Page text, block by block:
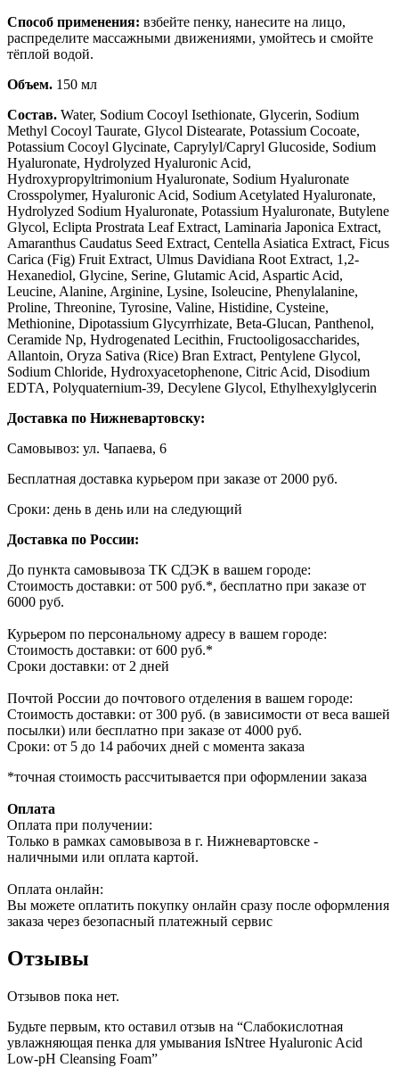
Способ применения: взбейте пенку, нанесите на лицо,
распределите массажными движениями, умойтесь и смойте
тёплой водой.
Объем. 150 мл
Состав. Water, Sodium Cocoyl Isethionate, Glycerin, Sodium
Methyl Cocoyl Taurate, Glycol Distearate, Potassium Cocoate,
Potassium Cocoyl Glycinate, Caprylyl/Capryl Glucoside, Sodium
Hyaluronate, Hydrolyzed Hyaluronic Acid,
Hydroxypropyltrimonium Hyaluronate, Sodium Hyaluronate
Crosspolymer, Hyaluronic Acid, Sodium Acetylated Hyaluronate,
Hydrolyzed Sodium Hyaluronate, Potassium Hyaluronate, Butylene
Glycol, Eclipta Prostrata Leaf Extract, Laminaria Japonica Extract,
Amaranthus Caudatus Seed Extract, Centella Asiatica Extract, Ficus
Carica (Fig) Fruit Extract, Ulmus Davidiana Root Extract, 1,2-
Hexanediol, Glycine, Serine, Glutamic Acid, Aspartic Acid,
Leucine, Alanine, Arginine, Lysine, Isoleucine, Phenylalanine,
Proline, Threonine, Tyrosine, Valine, Histidine, Cysteine,
Methionine, Dipotassium Glycyrrhizate, Beta-Glucan, Panthenol,
Ceramide Np, Hydrogenated Lecithin, Fructooligosaccharides,
Allantoin, Oryza Sativa (Rice) Bran Extract, Pentylene Glycol,
Sodium Chloride, Hydroxyacetophenone, Citric Acid, Disodium
EDTA, Polyquaternium-39, Decylene Glycol, Ethylhexylglycerin
Доставка по Нижневартовску:
Самовывоз: ул. Чапаева, 6
Бесплатная доставка курьером при заказе от 2000 руб.
Сроки: день в день или на следующий
Доставка по России:
До пункта самовывоза ТК СДЭК в вашем городе:
Стоимость доставки: от 500 руб.*, бесплатно при заказе от
6000 руб.
Курьером по персональному адресу в вашем городе:
Стоимость доставки: от 600 руб.*
Сроки доставки: от 2 дней
Почтой России до почтового отделения в вашем городе:
Стоимость доставки: от 300 руб. (в зависимости от веса вашей
посылки) или бесплатно при заказе от 4000 руб.
Сроки: от 5 до 14 рабочих дней с момента заказа
*точная стоимость рассчитывается при оформлении заказа
Оплата
Оплата при получении:
Только в рамках самовывоза в г. Нижневартовске -
наличными или оплата картой.
Оплата онлайн:
Вы можете оплатить покупку онлайн сразу после оформления
заказа через безопасный платежный сервис
Отзывы
Отзывов пока нет.
Будьте первым, кто оставил отзыв на “Слабокислотная
увлажняющая пенка для умывания IsNtree Hyaluronic Acid
Low-pH Cleansing Foam”